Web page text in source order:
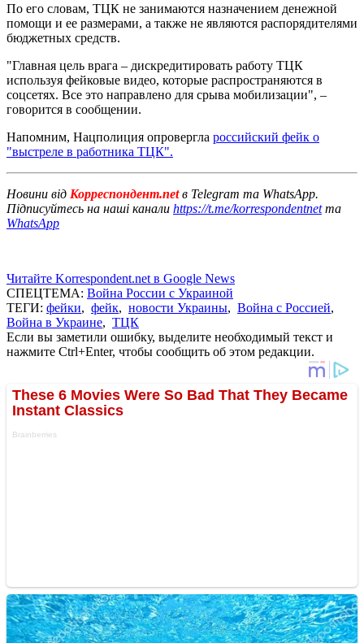
По его словам, ТЦК не занимаются назначением денежной
помощи и ее размерами, а также не являются распорядителями
бюджетных средств.
"Главная цель врага – дискредитировать работу ТЦК
используя фейковые видео, которые распространяются в
соцсетях. Все это направлено для срыва мобилизации", –
говорится в сообщении.
Напомним, Нацполиция опровергла российский фейк о
"выстреле в работника ТЦК".
Новини від Корреспондент.netв Telegram та WhatsApp.
Підписуйтесь на наші канали https://t.me/korrespondentnetта
WhatsApp
Читайте Korrespondent.net в Google News
СПЕЦТЕМА: Война России с Украиной
ТЕГИ: фейки, фейк, новости Украины, Война с Россией,
Война в Украине, ТЦК
Если вы заметили ошибку, выделите необходимый текст и
нажмите Ctrl+Enter, чтобы сообщить об этом редакции.